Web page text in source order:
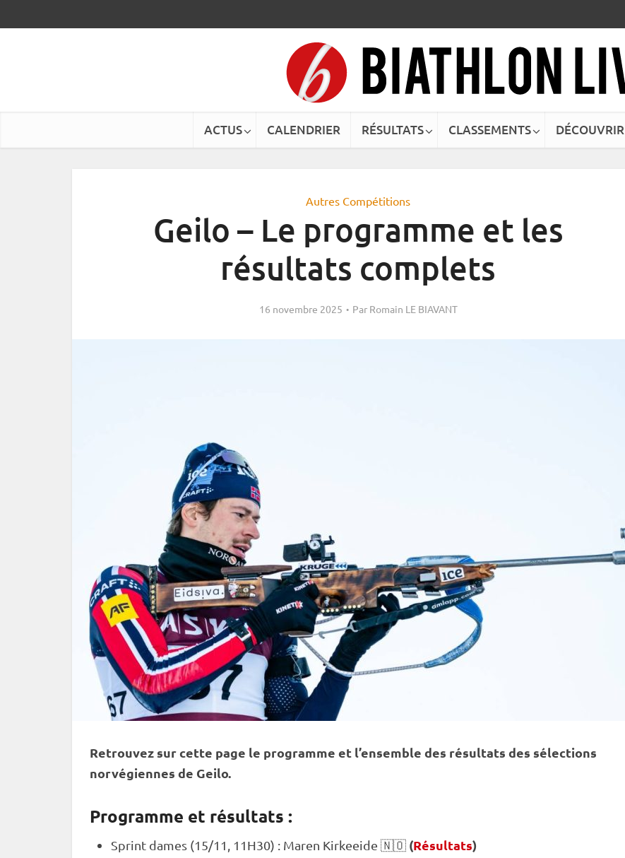
ACTUS CALENDRIER RÉSULTATS CLASSEMENTS DÉCOUVRIR
Autres Compétitions
Geilo – Le programme et les
résultats complets
16 novembre 2025 Par Romain LE BIAVANT
Retrouvez sur cette page le programme et l’ensemble des résultats des sélections
norvégiennes de Geilo.
Programme et résultats :
Sprint dames (15/11, 11H30) : Maren Kirkeeide 🇳🇴 (Résultats)